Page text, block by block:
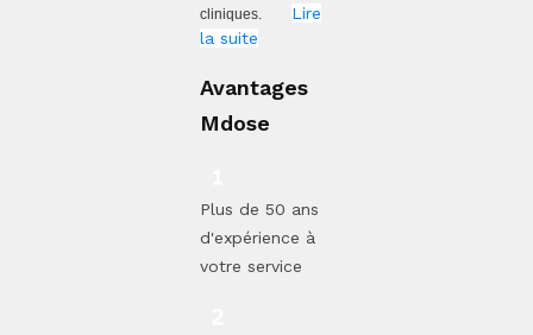
cliniques.
Lire
la suite
Avantages
Mdose
Plus de 50 ans
d'expérience à
votre service